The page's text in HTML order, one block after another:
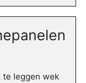
te leggen wek